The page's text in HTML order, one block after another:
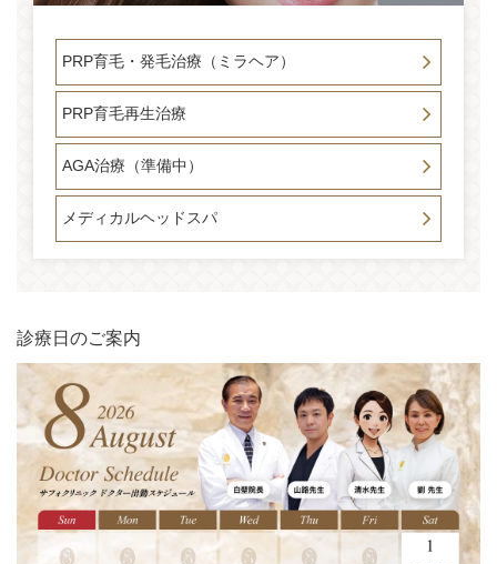
PRP育毛・発毛治療（ミラヘア）
PRP育毛再生治療
AGA治療（準備中）
メディカルヘッドスパ
診療日のご案内